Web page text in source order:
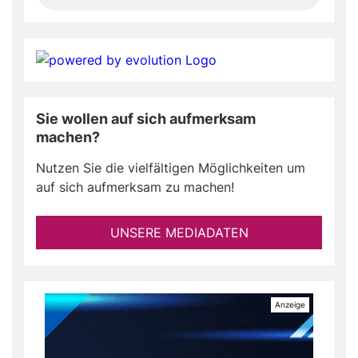
Sie wollen auf sich aufmerksam
machen?
Nutzen Sie die vielfältigen Möglichkeiten um
auf sich aufmerksam zu machen!
UNSERE MEDIADATEN